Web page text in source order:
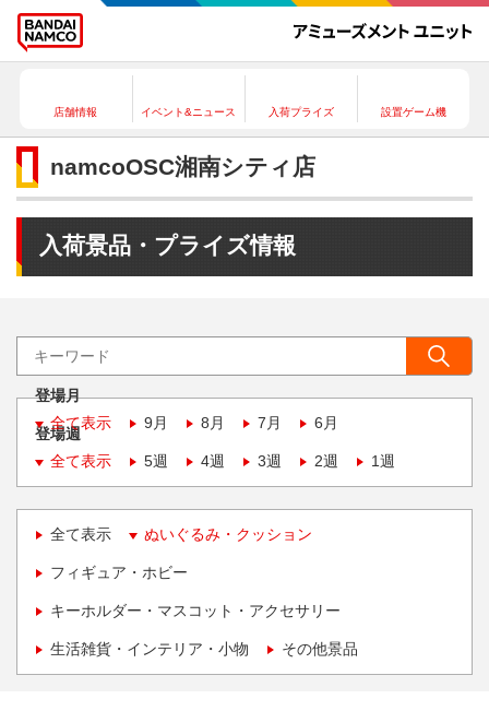
店舗情報 イベント&ニュース 入荷プライズ 設置ゲーム機
namcoOSC湘南シティ店
入荷景品・プライズ情報
登場月
全て表示
9月 8月 7月 6月
登場週
全て表示
5週 4週 3週 2週 1週
全て表示 ぬいぐるみ・クッション
フィギュア・ホビー
キーホルダー・マスコット・アクセサリー
生活雑貨・インテリア・小物 その他景品